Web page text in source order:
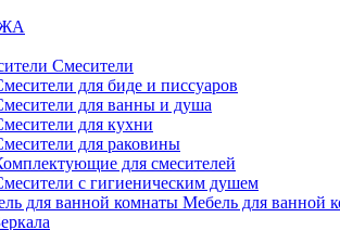
Смесители
для биде и писсуаров
для ванны и душа
для кухни
для раковины
для смесителей
с гигиеническим душем
Мебель для ванной